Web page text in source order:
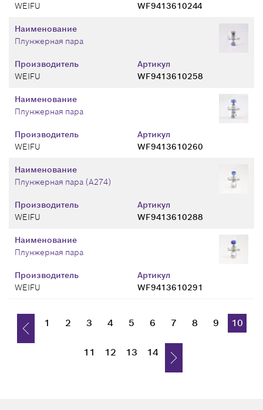
WEIFU
WF9413610244
Производитель
WEIFU
Артикул
WF9413610258
Наименование
Плунжерная пара
Производитель
WEIFU
Артикул
WF9413610260
Наименование
Плунжерная пара
Производитель
WEIFU
Артикул
WF9413610288
Наименование
Плунжерная пара (A274)
Производитель
WEIFU
Артикул
WF9413610291
Наименование
Плунжерная пара
1 2 3 4 5 6 7 8 9 10
11 12 13 14